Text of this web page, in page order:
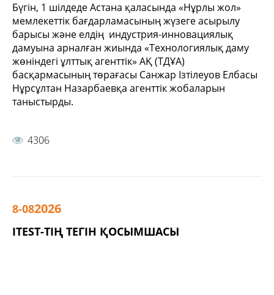
Бүгін, 1 шілдеде Астана қаласында «Нұрлы жол»
мемлекеттік бағдарламасының жүзеге асырылу
барысы және елдің индустрия-инновациялық
дамуына арналған жиында «Технологиялық даму
жөніндегі ұлттық агенттік» АҚ (ТДҰА)
басқармасының төрағасы Санжар Ізтілеуов Елбасы
Нұрсұлтан Назарбаевқа агенттік жобаларын
таныстырды.
4306
8-082026
ITEST-ТІҢ ТЕГІН ҚОСЫМШАСЫ